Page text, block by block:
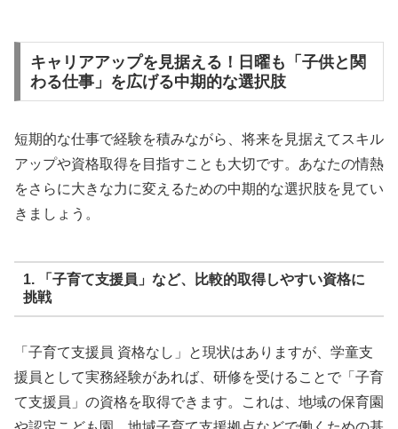
キャリアアップを見据える！日曜も「子供と関
わる仕事」を広げる中期的な選択肢
短期的な仕事で経験を積みながら、将来を見据えてスキル
アップや資格取得を目指すことも大切です。あなたの情熱
をさらに大きな力に変えるための中期的な選択肢を見てい
きましょう。
1. 「子育て支援員」など、比較的取得しやすい資格に
挑戦
「子育て支援員 資格なし」と現状はありますが、学童支
援員として実務経験があれば、研修を受けることで「子育
て支援員」の資格を取得できます。これは、地域の保育園